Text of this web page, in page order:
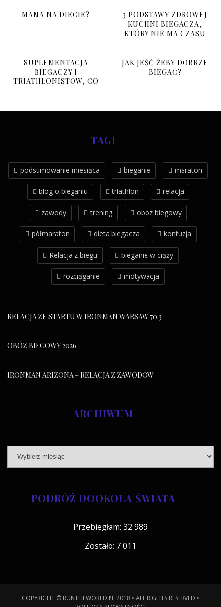
MAMA NA DIECIE?
3 PODSTAWY ZDROWEJ
KUCHNI BIEGACZA,
KTÓRY NIE MA CZASU
SUPLEMENTACJA
BIEGACZY I
TRIATHLONISTÓW, CO
JAK JEŚĆ ŻEBY DOBRZE
BIEGAĆ?
TAGI
podsumowanie miesiąca bieganie maraton
blog o bieganiu triathlon relacja
zawody trening obóz biegowy
półmaraton dieta biegacza kontuzja
Relacja z biegu bieganie w ciąży
rozciąganie motywacja
RELACJA ZE STARTU W IRONMAN WARSAW 70.3
OBÓZ BIEGOWY 2026
IRONMAN ARIZONA – RELACJA Z ZAWODÓW
ARCHIWUM
PODRÓŻ DOOKOŁA ŚWIATA
Przebiegłam: 32 989
Zostało: 7 011
COPYRIGHT © RUNTHEWORLD.PL 2018 • ALL RIGHTS RESERVED •